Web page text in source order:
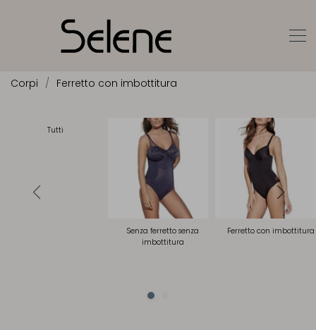
Corpi Ferretto con imbottitura
Tutti
Senza ferretto senza
imbottitura
Ferretto con imbottitura